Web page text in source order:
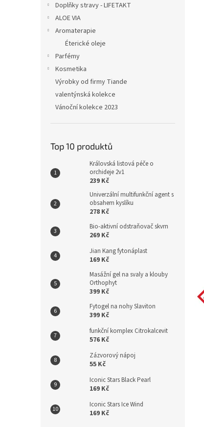
Doplňky stravy - LIFETAKT
ALOE VIA
Aromaterapie
Éterické oleje
Parfémy
Kosmetika
Výrobky od firmy Tiande
valentýnská kolekce
Vánoční kolekce 2023
Top 10 produktů
Královská listová péče o
orchideje 2v1
239 Kč
Univerzální multifunkční agent s
obsahem kyslíku
278 Kč
Bio-aktivní odstraňovač skvrn
269 Kč
Jian Kang fytonáplast
169 Kč
Masážní gel na svaly a klouby
Orthophyt
399 Kč
Fytogel na nohy Slaviton
399 Kč
funkční komplex Citrokalcevit
576 Kč
Zázvorový nápoj
55 Kč
Iconic Stars Black Pearl
169 Kč
Iconic Stars Ice Wind
169 Kč